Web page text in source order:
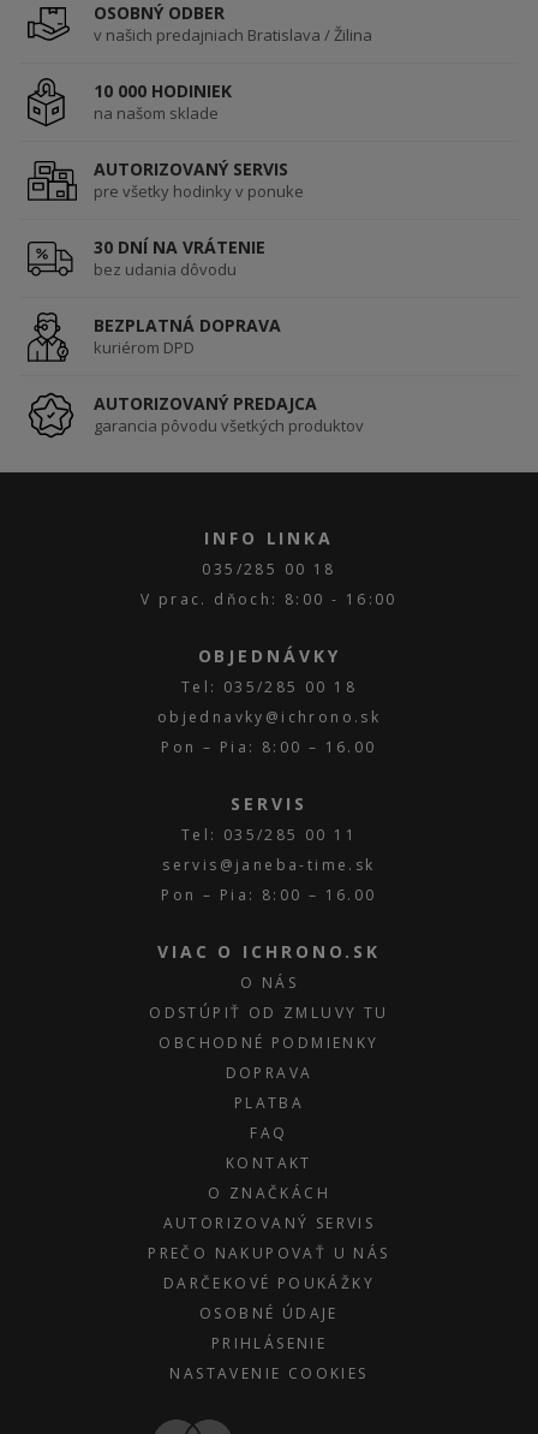
OSOBNÝ ODBER
v našich predajniach Bratislava / Žilina
10 000 HODINIEK
na našom sklade
AUTORIZOVANÝ SERVIS
pre všetky hodinky v ponuke
30 DNÍ NA VRÁTENIE
bez udania dôvodu
BEZPLATNÁ DOPRAVA
kuriérom DPD
AUTORIZOVANÝ PREDAJCA
garancia pôvodu všetkých produktov
INFO LINKA
035/285 00 18
V prac. dňoch: 8:00 - 16:00
OBJEDNÁVKY
Tel: 035/285 00 18
objednavky@ichrono.sk
Pon – Pia: 8:00 – 16.00
SERVIS
Tel: 035/285 00 11
servis@janeba-time.sk
Pon – Pia: 8:00 – 16.00
VIAC O ICHRONO.SK
O NÁS
ODSTÚPIŤ OD ZMLUVY TU
OBCHODNÉ PODMIENKY
DOPRAVA
PLATBA
FAQ
KONTAKT
O ZNAČKÁCH
AUTORIZOVANÝ SERVIS
PREČO NAKUPOVAŤ U NÁS
DARČEKOVÉ POUKÁŽKY
OSOBNÉ ÚDAJE
PRIHLÁSENIE
NASTAVENIE COOKIES